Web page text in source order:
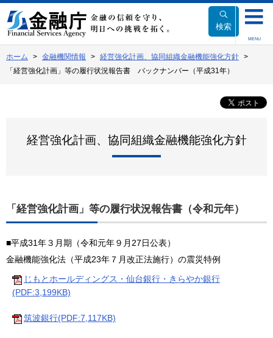
文
へ
動
検索
MENU
ホーム 金融機関情報
経営強化計画、協同組織金融機能強化方針
「経営強化計画」等の履行状況報告書 バックナンバー（平成31年）
経営強化計画、協同組織金融機能強化方針
「経営強化計画」等の履行状況報告書（令和元年）
■平成31年３月期（令和元年９月27日公表）
金融機能強化法（平成23年７月改正法施行）の震災特例
じもとホールディングス・仙台銀行・きらやか銀行
(PDF:3,199KB)
筑波銀行(PDF:7,117KB)